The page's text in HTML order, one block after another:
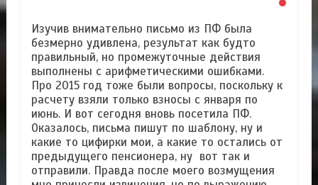
Изучив внимательно письмо из ПФ была
безмерно удивлена, результат как будто
правильный, но промежуточные действия
выполнены с арифметическими ошибками.
Про 2015 год тоже были вопросы, поскольку к
расчету взяли только взносы с января по
июнь. И вот сегодня вновь посетила ПФ.
Оказалось, письма пишут по шаблону, ну и
какие то цифирки мои, а какие то остались от
предыдущего пенсионера, ну вот так и
отправили. Правда после моего возмущения